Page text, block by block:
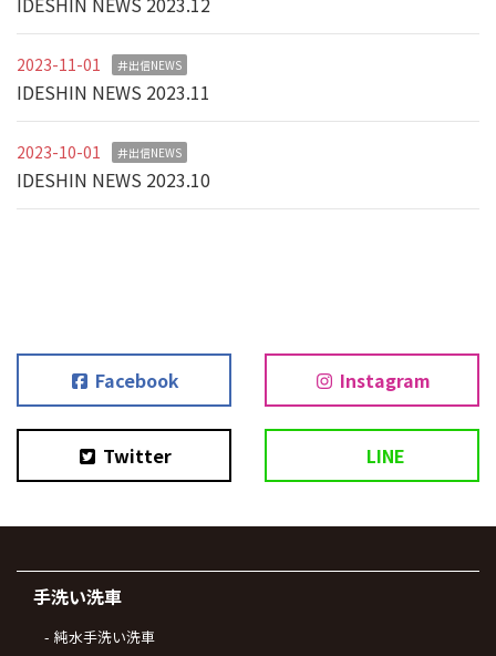
2023-11-01 井出信NEWS
IDESHIN NEWS 2023.11
2023-10-01 井出信NEWS
IDESHIN NEWS 2023.10
Facebook Instagram
Twitter LINE
手洗い洗車
純水手洗い洗車